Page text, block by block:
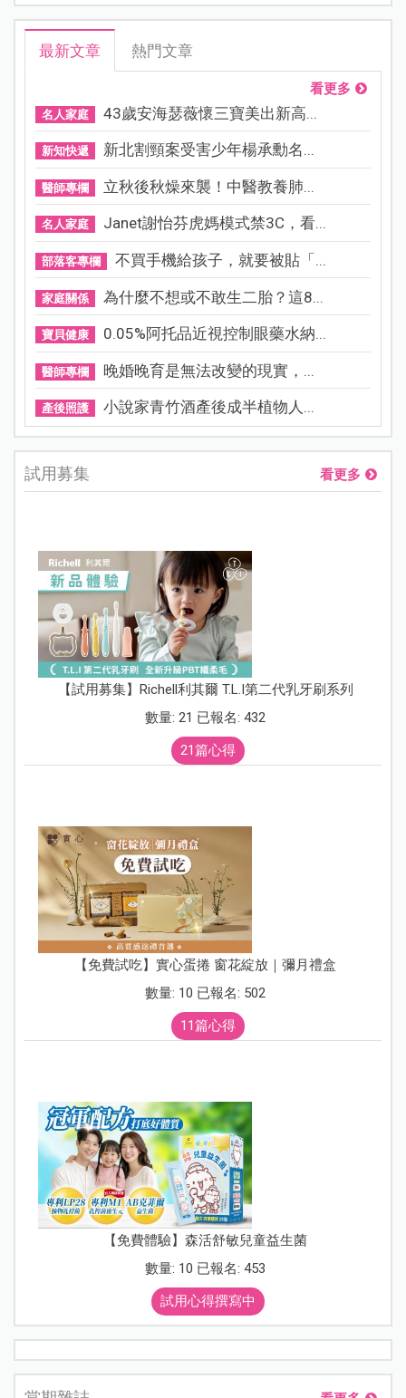
最新文章 熱門文章
看更多
名人家庭 43歲安海瑟薇懷三寶美出新高...
新知快遞 新北割頸案受害少年楊承勳名...
醫師專欄 立秋後秋燥來襲！中醫教養肺...
名人家庭 Janet謝怡芬虎媽模式禁3C，看...
部落客專欄 不買手機給孩子，就要被貼「...
家庭關係 為什麼不想或不敢生二胎？這8...
寶貝健康 0.05%阿托品近視控制眼藥水納...
醫師專欄 晚婚晚育是無法改變的現實，...
產後照護 小說家青竹酒產後成半植物人...
試用募集 看更多
【試用募集】Richell利其爾 T.L.I第二代乳牙刷系列
數量: 21 已報名: 432
21篇心得
【免費試吃】實心蛋捲 窗花綻放｜彌月禮盒
數量: 10 已報名: 502
11篇心得
【免費體驗】森活舒敏兒童益生菌
數量: 10 已報名: 453
試用心得撰寫中